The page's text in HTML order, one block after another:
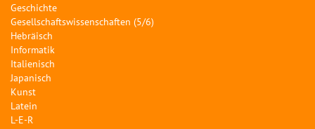
Geschichte
Gesellschaftswissenschaften (5/6)
Hebräisch
Informatik
Italienisch
Japanisch
Kunst
Latein
L-E-R